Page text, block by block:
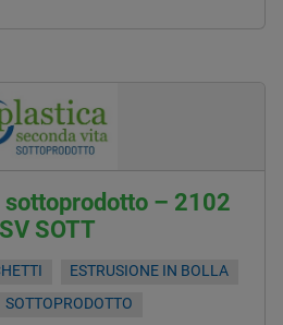
sottoprodotto – 2102
SOTT
ESTRUSIONE IN BOLLA
SOTTOPRODOTTO